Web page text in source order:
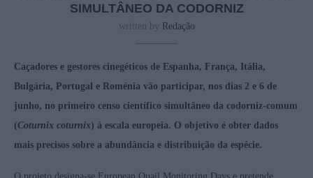
SIMULTÂNEO DA CODORNIZ
written by Redação
Caçadores e gestores cinegéticos de Espanha, França, Itália,
Bulgária, Portugal e Roménia vão participar, nos dias 2 e 6 de
junho, no primeiro censo científico simultâneo da codorniz-comum
(Coturnix coturnix) à escala europeia. O objetivo é obter dados
mais precisos sobre a abundância e distribuição da espécie.